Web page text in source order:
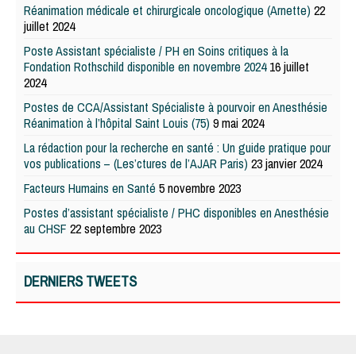
Réanimation médicale et chirurgicale oncologique (Arnette) 22
juillet 2024
Poste Assistant spécialiste / PH en Soins critiques à la
Fondation Rothschild disponible en novembre 2024 16 juillet
2024
Postes de CCA/Assistant Spécialiste à pourvoir en Anesthésie
Réanimation à l’hôpital Saint Louis (75) 9 mai 2024
La rédaction pour la recherche en santé : Un guide pratique pour
vos publications – (Les’ctures de l’AJAR Paris) 23 janvier 2024
Facteurs Humains en Santé 5 novembre 2023
Postes d’assistant spécialiste / PHC disponibles en Anesthésie
au CHSF 22 septembre 2023
DERNIERS TWEETS